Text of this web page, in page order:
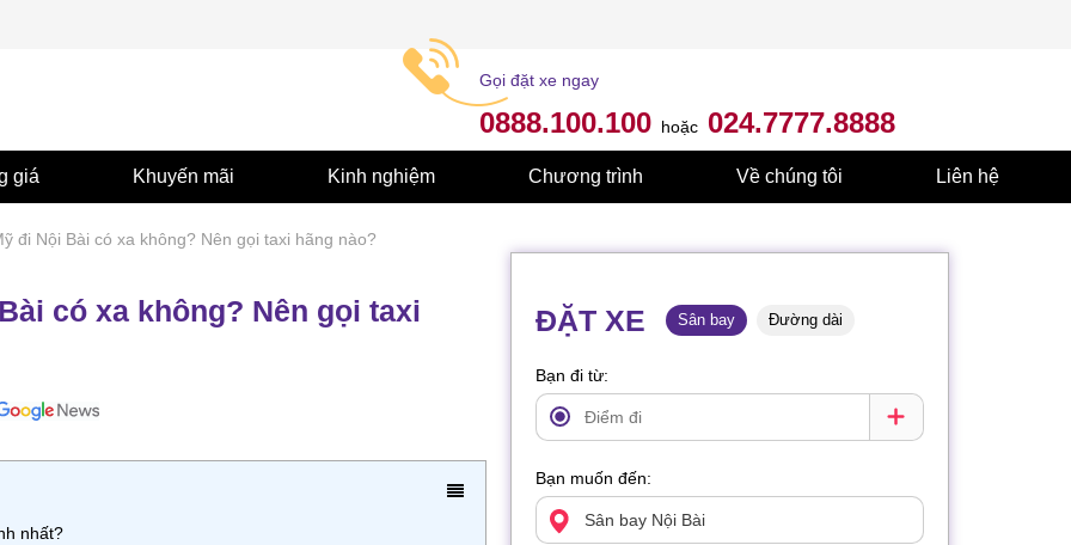
Gọi đặt xe ngay
0888.100.100 hoặc 024.7777.8888
giá Khuyến mãi Kinh nghiệm Chương trình Về chúng tôi Liên hệ
đi Nội Bài có xa không? Nên gọi taxi hãng nào?
có xa không? Nên gọi taxi
nhất?
ĐẶT XE Sân bay Đường dài
Bạn đi từ:
Bạn muốn đến: